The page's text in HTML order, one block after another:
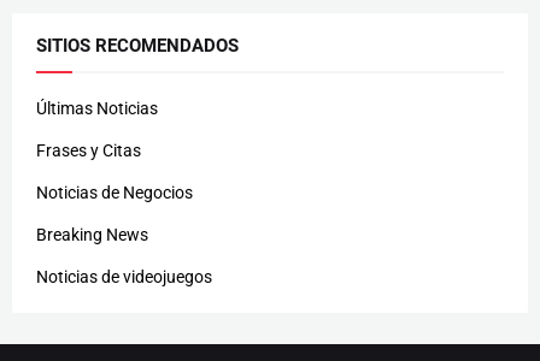
SITIOS RECOMENDADOS
Últimas Noticias
Frases y Citas
Noticias de Negocios
Breaking News
Noticias de videojuegos